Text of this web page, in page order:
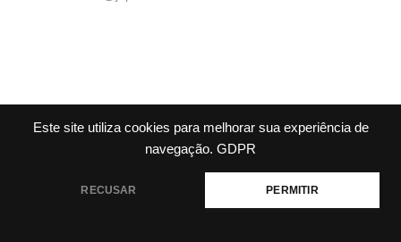
Este site utiliza cookies para melhorar sua experiência de
navegação. GDPR
RECUSAR PERMITIR
Júpiter Distribuidoras Médico-Hospitalares© Todos os direitos
reservados.